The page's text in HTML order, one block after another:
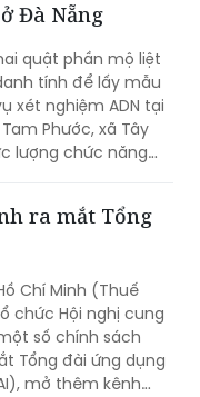
Đà Nẵng
quật phần mộ liệt
tính để lấy mẫu
xét nghiệm ADN tại
Phước, xã Tây
lượng chức năng
ra mắt Tổng
Chí Minh (Thuế
chức Hội nghị cung
số chính sách
Tổng đài ứng dụng
mở thêm kênh